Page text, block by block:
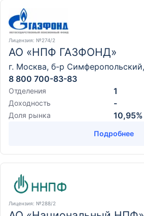
Лицензия: №274/2
АО «НПФ ГАЗФОНД»
г. Москва, б-р
8 800 700-83-83
Отделения 1
Доходность -
Доля рынка 10,95%
Подробнее
Лицензия: №288/2